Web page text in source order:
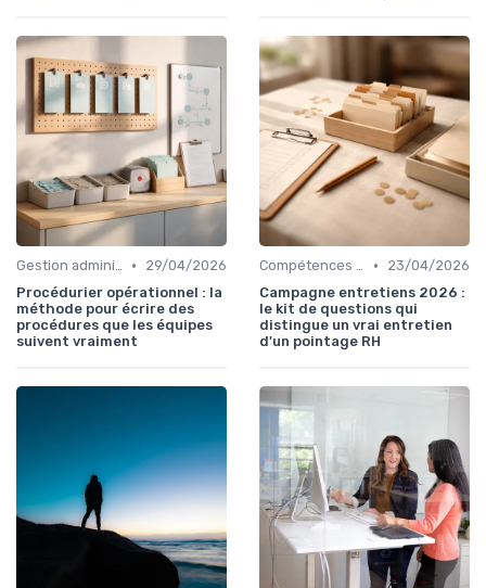
Gestion administrative •
29/04/2026
Procédurier opérationnel : la
méthode pour écrire des
procédures que les équipes
suivent vraiment
Compétences relationnelles •
23/04/2026
Campagne entretiens 2026 :
le kit de questions qui
distingue un vrai entretien
d'un pointage RH